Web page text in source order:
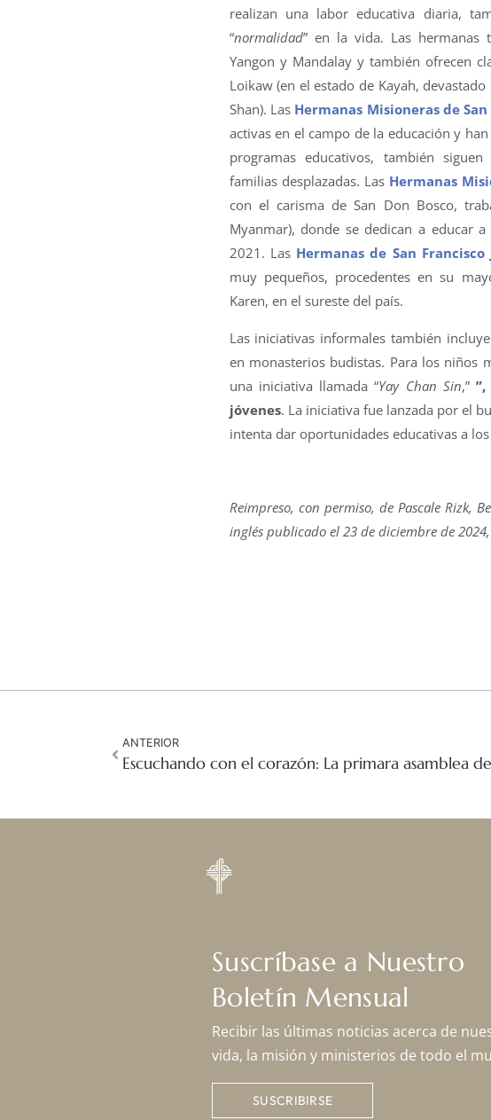
realizan una labor educativa diaria,
“normalidad” en la vida. Las hermanas
Yangon y Mandalay y también ofrecen
Loikaw (en el estado de Kayah,
Shan). Las Hermanas Misioneras de
activas en el campo de la educación y
programas educativos, también
familias desplazadas. Las Hermanas
con el carisma de San Don Bosco,
Myanmar), donde se dedican a educar
2021. Las Hermanas de San Francisco
muy pequeños, procedentes en su
Karen, en el sureste del país.
Las iniciativas informales también
en monasterios budistas. Para los niños
una iniciativa llamada “Yay Chan Sin,”
jóvenes. La iniciativa fue lanzada por el
intenta dar oportunidades educativas a
Reimpreso, con permiso, de Pascale Rizk,
inglés publicado el 23 de diciembre de 2024,
ANTERIOR
Suscríbase a Nuestro
Boletín Mensual
Recibir las últimas noticias acerca de
vida, la misión y ministerios de todo el
SUSCRIBIRSE